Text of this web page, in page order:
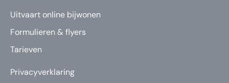
Uitvaart online bijwonen
Formulieren & flyers
Tarieven
Privacyverklaring